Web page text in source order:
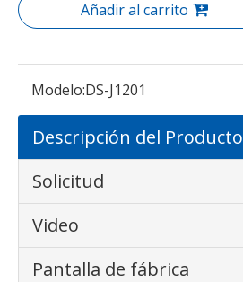
Añadir al carrito
Modelo:DS-J1201
Descripción del Producto
Solicitud
Video
Pantalla de fábrica